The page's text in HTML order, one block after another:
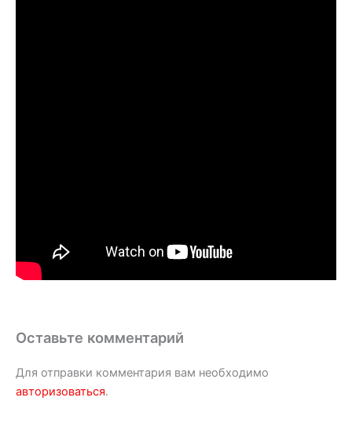
Оставьте комментарий
Для отправки комментария вам необходимо
авторизоваться.